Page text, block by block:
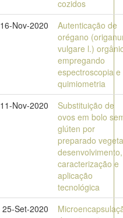
cozidos
16-Nov-2020
Autenticação de
orégano
vulgare l.)
empregando
espectroscopia e
quimiometria
11-Nov-2020
Substituição de
ovos em bolo
glúten por
preparado
desenvolvimento,
caracterização e
aplicação
tecnológica
25-Set-2020